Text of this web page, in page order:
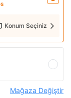
Konum Seçiniz
Mağaza Değiştir